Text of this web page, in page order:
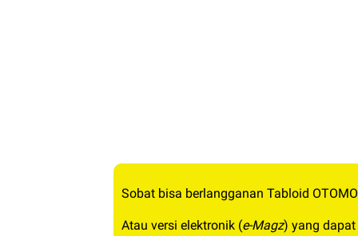
Sobat bisa berlangganan Tabloid
Atau versi elektronik (e-Magz) yang